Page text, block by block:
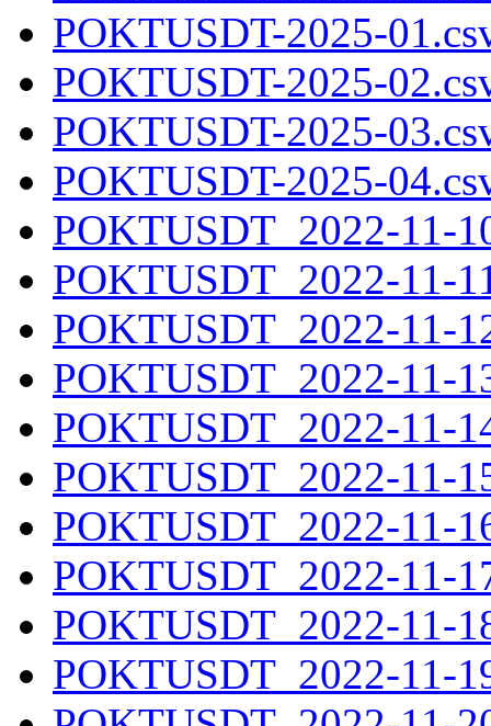
POKTUSDT-2025-
POKTUSDT-2025-
POKTUSDT-2025-
POKTUSDT-2025-
POKTUSDT_2022-11-
POKTUSDT_2022-11-
POKTUSDT_2022-11-
POKTUSDT_2022-11-
POKTUSDT_2022-11-
POKTUSDT_2022-11-
POKTUSDT_2022-11-
POKTUSDT_2022-11-
POKTUSDT_2022-11-
POKTUSDT_2022-11-